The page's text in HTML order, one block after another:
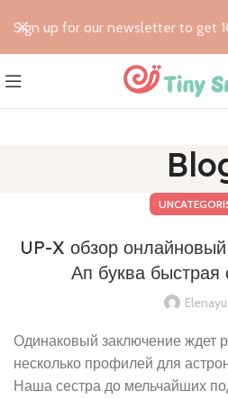
UP-X обзор
Ап буква
Одинаковый заключение ждет
несколько профилей для
Наша сестра до мельчайших
Sign up for our newsletter to get